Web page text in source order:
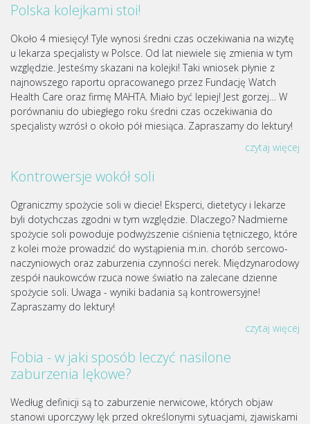
Polska kolejkami stoi!
Około 4 miesięcy! Tyle wynosi średni czas oczekiwania na wizytę
u lekarza specjalisty w Polsce. Od lat niewiele się zmienia w tym
względzie. Jesteśmy skazani na kolejki! Taki wniosek płynie z
najnowszego raportu opracowanego przez Fundację Watch
Health Care oraz firmę MAHTA. Miało być lepiej! Jest gorzej… W
porównaniu do ubiegłego roku średni czas oczekiwania do
specjalisty wzrósł o około pół miesiąca. Zapraszamy do lektury!
czytaj więcej
Kontrowersje wokół soli
Ograniczmy spożycie soli w diecie! Eksperci, dietetycy i lekarze
byli dotychczas zgodni w tym względzie. Dlaczego? Nadmierne
spożycie soli powoduje podwyższenie ciśnienia tętniczego, które
z kolei może prowadzić do wystąpienia m.in. chorób sercowo-
naczyniowych oraz zaburzenia czynności nerek. Międzynarodowy
zespół naukowców rzuca nowe światło na zalecane dzienne
spożycie soli. Uwaga - wyniki badania są kontrowersyjne!
Zapraszamy do lektury!
czytaj więcej
Fobia - w jaki sposób leczyć nasilone
zaburzenia lękowe?
Według definicji są to zaburzenie nerwicowe, których objaw
stanowi uporczywy lęk przed określonymi sytuacjami, zjawiskami